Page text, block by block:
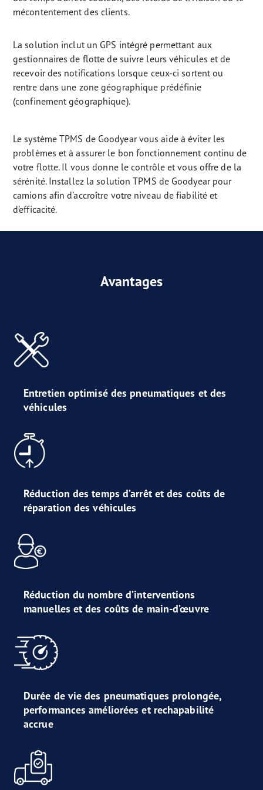
mécontentement des clients.
La solution inclut un GPS intégré permettant aux
gestionnaires de flotte de suivre leurs véhicules et de
recevoir des notifications lorsque ceux-ci sortent ou
rentre dans une zone géographique prédéfinie
(confinement géographique).
Le système TPMS de Goodyear vous aide à éviter les
problèmes et à assurer le bon fonctionnement continu de
votre flotte. Il vous donne le contrôle et vous offre de la
sérénité. Installez la solution TPMS de Goodyear pour
camions afin d’accroître votre niveau de fiabilité et
d’efficacité.
Avantages
Entretien optimisé des pneumatiques et des
véhicules
Réduction des temps d’arrêt et des coûts de
réparation des véhicules
Réduction du nombre d’interventions
manuelles et des coûts de main-d’œuvre
Durée de vie des pneumatiques prolongée,
performances améliorées et rechapabilité
accrue